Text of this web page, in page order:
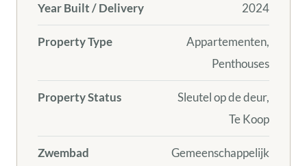
Year Built / Delivery 2024
Property Type
Appartementen,
Penthouses
Property Status
Sleutel op de deur,
Te Koop
Zwembad
Gemeenschappelijk